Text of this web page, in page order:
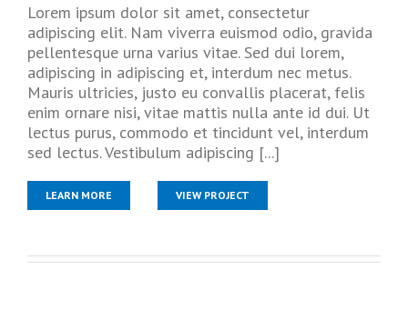
Lorem ipsum dolor sit amet, consectetur
adipiscing elit. Nam viverra euismod odio, gravida
pellentesque urna varius vitae. Sed dui lorem,
adipiscing in adipiscing et, interdum nec metus.
Mauris ultricies, justo eu convallis placerat, felis
enim ornare nisi, vitae mattis nulla ante id dui. Ut
lectus purus, commodo et tincidunt vel, interdum
sed lectus. Vestibulum adipiscing [...]
LEARN MORE VIEW PROJECT